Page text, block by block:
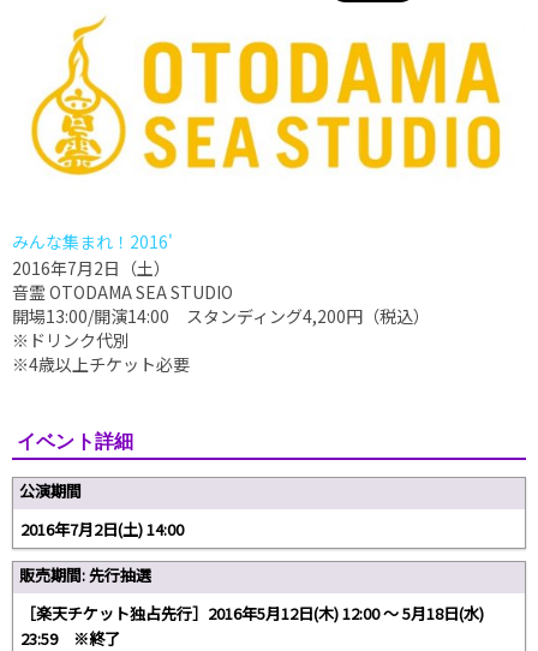
みんな集まれ！2016'
2016年7月2日（土）
音霊 OTODAMA SEA STUDIO
開場13:00/開演14:00 スタンディング4,200円（税込）
※ドリンク代別
※4歳以上チケット必要
イベント詳細
公演期間
2016年7月2日(土) 14:00
販売期間: 先行抽選
［楽天チケット独占先行］2016年5月12日(木) 12:00 〜 5月18日(水)
23:59 ※終了